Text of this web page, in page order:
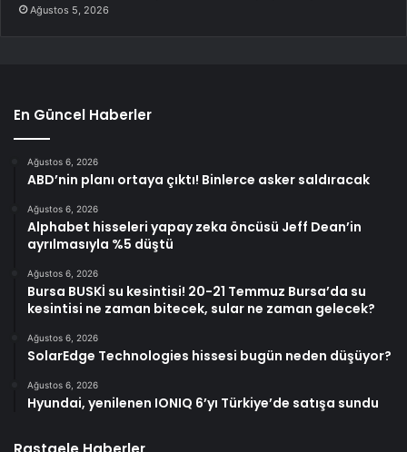
Ağustos 5, 2026
En Güncel Haberler
Ağustos 6, 2026
ABD’nin planı ortaya çıktı! Binlerce asker saldıracak
Ağustos 6, 2026
Alphabet hisseleri yapay zeka öncüsü Jeff Dean’in
ayrılmasıyla %5 düştü
Ağustos 6, 2026
Bursa BUSKİ su kesintisi! 20-21 Temmuz Bursa’da su
kesintisi ne zaman bitecek, sular ne zaman gelecek?
Ağustos 6, 2026
SolarEdge Technologies hissesi bugün neden düşüyor?
Ağustos 6, 2026
Hyundai, yenilenen IONIQ 6’yı Türkiye’de satışa sundu